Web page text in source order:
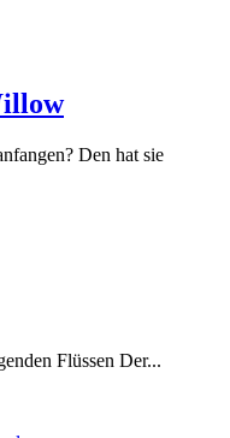
Den hat sie
Flüssen Der...